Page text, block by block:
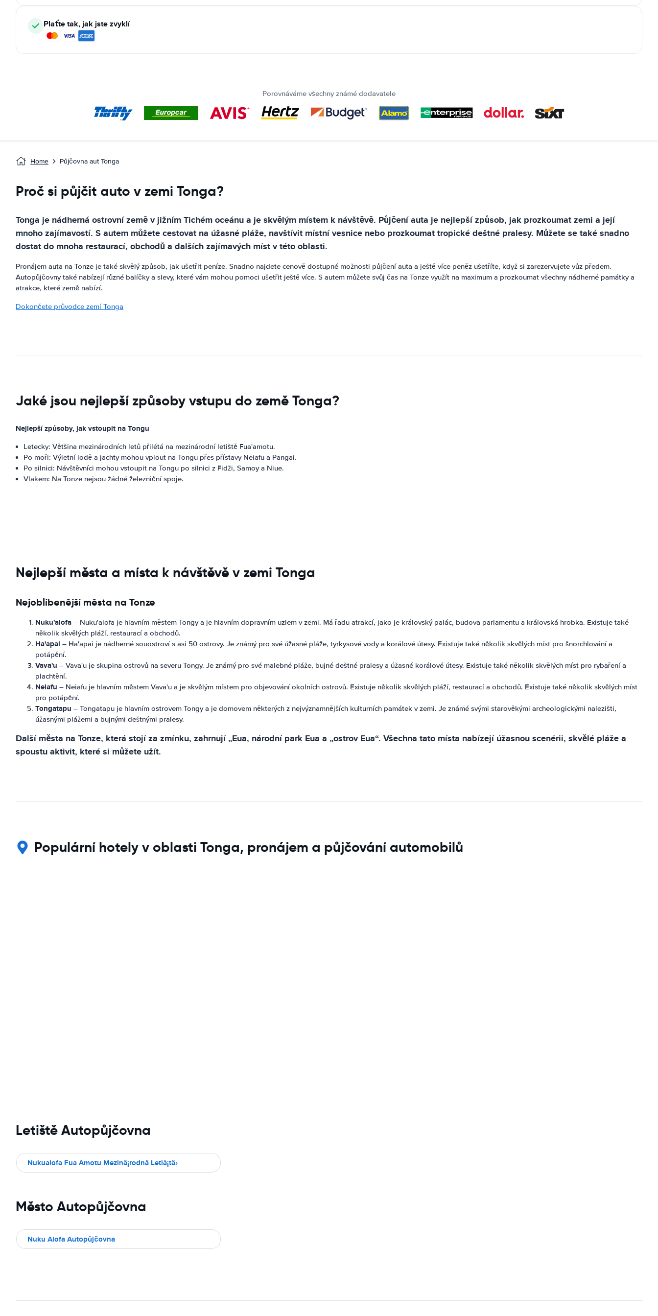
Plaťte tak, jak jste zvyklí
Porovnáváme všechny známé dodavatele
Home Půjčovna aut Tonga
Proč si půjčit auto v zemi Tonga?
Tonga je nádherná ostrovní země v jižním Tichém oceánu a je skvělým místem k návštěvě. Půjčení auta je nejlepší způsob, jak prozkoumat zemi a její
mnoho zajímavostí. S autem můžete cestovat na úžasné pláže, navštívit místní vesnice nebo prozkoumat tropické deštné pralesy. Můžete se také snadno
dostat do mnoha restaurací, obchodů a dalších zajímavých míst v této oblasti.
Pronájem auta na Tonze je také skvělý způsob, jak ušetřit peníze. Snadno najdete cenově dostupné možnosti půjčení auta a ještě více peněz ušetříte, když si zarezervujete vůz předem.
Autopůjčovny také nabízejí různé balíčky a slevy, které vám mohou pomoci ušetřit ještě více. S autem můžete svůj čas na Tonze využít na maximum a prozkoumat všechny nádherné památky a
atrakce, které země nabízí.
Dokončete průvodce zemí Tonga
Jaké jsou nejlepší způsoby vstupu do země Tonga?
Nejlepší způsoby, jak vstoupit na Tongu
Letecky: Většina mezinárodních letů přilétá na mezinárodní letiště Fua'amotu.
Po moři: Výletní lodě a jachty mohou vplout na Tongu přes přístavy Neiafu a Pangai.
Po silnici: Návštěvníci mohou vstoupit na Tongu po silnici z Fidži, Samoy a Niue.
Vlakem: Na Tonze nejsou žádné železniční spoje.
Nejlepší města a místa k návštěvě v zemi Tonga
Nejoblíbenější města na Tonze
Nuku'alofa – Nuku'alofa je hlavním městem Tongy a je hlavním dopravním uzlem v zemi. Má řadu atrakcí, jako je královský palác, budova parlamentu a královská hrobka. Existuje také
několik skvělých pláží, restaurací a obchodů.
Ha'apai – Ha'apai je nádherné souostroví s asi 50 ostrovy. Je známý pro své úžasné pláže, tyrkysové vody a korálové útesy. Existuje také několik skvělých míst pro šnorchlování a
potápění.
Vava'u – Vava'u je skupina ostrovů na severu Tongy. Je známý pro své malebné pláže, bujné deštné pralesy a úžasné korálové útesy. Existuje také několik skvělých míst pro rybaření a
plachtění.
Neiafu – Neiafu je hlavním městem Vava'u a je skvělým místem pro objevování okolních ostrovů. Existuje několik skvělých pláží, restaurací a obchodů. Existuje také několik skvělých míst
pro potápění.
Tongatapu – Tongatapu je hlavním ostrovem Tongy a je domovem některých z nejvýznamnějších kulturních památek v zemi. Je známé svými starověkými archeologickými nalezišti,
úžasnými plážemi a bujnými deštnými pralesy.
Další města na Tonze, která stojí za zmínku, zahrnují „Eua, národní park Eua a „ostrov Eua“. Všechna tato místa nabízejí úžasnou scenérii, skvělé pláže a
spoustu aktivit, které si můžete užít.
Populární hotely v oblasti Tonga, pronájem a půjčování automobilů
Letiště Autopůjčovna
Nukualofa Fua Amotu Mezinã¡rodnã­ Letiå¡tä›
Město Autopůjčovna
Nuku Alofa Autopůjčovna